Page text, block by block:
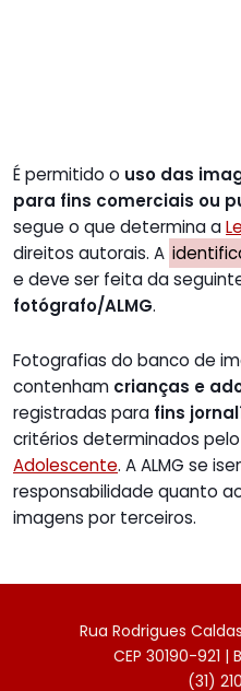
É permitido o uso das
para fins comerciais ou
segue o que determina a
direitos autorais. A
e deve ser feita da
fotógrafo/ALMG.
Fotografias do banco de
contenham crianças e
registradas para fins
critérios determinados pelo
Adolescente. A ALMG se
responsabilidade quanto
imagens por terceiros.
Rua Rodrigues
CEP 30190-921
(31)